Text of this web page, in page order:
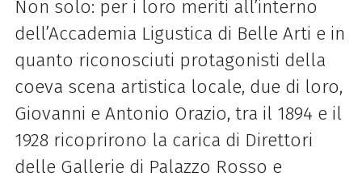
Non solo: per i loro meriti all’interno
dell’Accademia Ligustica di Belle Arti e in
quanto riconosciuti protagonisti della
coeva scena artistica locale, due di loro,
Giovanni e Antonio Orazio, tra il 1894 e il
1928 ricoprirono la carica di Direttori
delle Gallerie di Palazzo Rosso e